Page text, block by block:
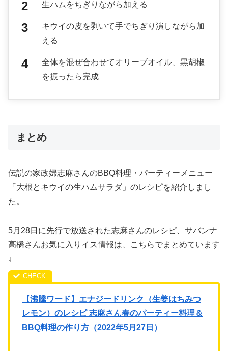
生ハムをちぎりながら加える
キウイの皮を剥いて手でちぎり潰しながら加
える
全体を混ぜ合わせてオリーブオイル、黒胡椒
を振ったら完成
まとめ
伝説の家政婦志麻さんのBBQ料理・パーティーメニュー
「大根とキウイの生ハムサラダ」のレシピを紹介しまし
た。
5月28日に先行で放送された志麻さんのレシピ、サバンナ
高橋さんお気に入りイス情報は、こちらでまとめています
↓
【沸騰ワード】エナジードリンク（生姜はちみつ
レモン）のレシピ 志麻さん春のパーティー料理＆
BBQ料理の作り方（2022年5月27日）